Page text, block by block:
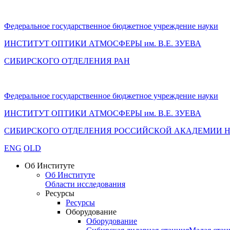
Федеральное государственное бюджетное учреждение науки
ИНСТИТУТ ОПТИКИ АТМОСФЕРЫ им. В.Е. ЗУЕВА
СИБИРСКОГО ОТДЕЛЕНИЯ РАН
Федеральное государственное бюджетное учреждение науки
ИНСТИТУТ ОПТИКИ АТМОСФЕРЫ им. В.Е. ЗУЕВА
СИБИРСКОГО ОТДЕЛЕНИЯ РОССИЙСКОЙ АКАДЕМИИ
ENG OLD
Об Институте
Об Институте
Области исследования
Ресурсы
Ресурсы
Оборудование
Оборудование